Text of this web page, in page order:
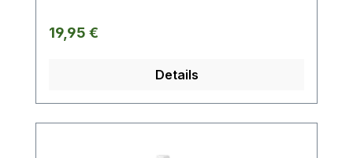
Regulärer Preis:
19,95 €
Details